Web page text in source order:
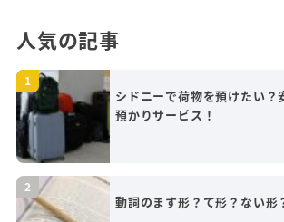
人気の記事
シドニーで荷物を預けたい？
預かりサービス！
動詞のます形？て形？ない形